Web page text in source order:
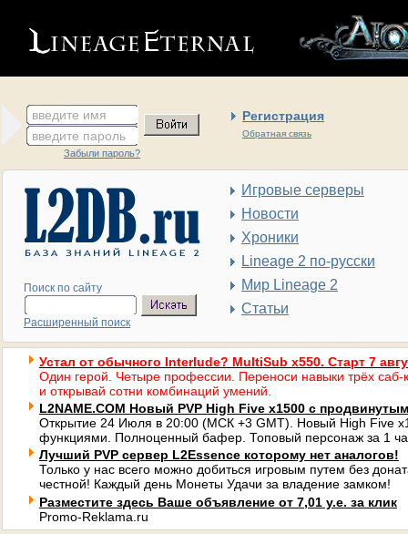
введите имя Регистрация
Обратная связь
введите пароль
Забыли пароль?
Поиск по сайту
Расширенный поиск
Игровые серверы
Новости
Хроники
Lineage 2 по-русски
Мир Lineage 2
Статьи
Устал от обычного Interlude? MultiSub x550. Старт 7
Один герой. Четыре профессии. Переноси навыки трёх саб-
и открывай сотни комбинаций умений.
L2NAME.COM Новый PVP High Five x1500 с
Открытие 24 Июля в 20:00 (МСК +3 GMT). Новый High Five
функциями. Полноценный бафер. Топовый персонаж за 1
Лучший PVP сервер L2Essence которому нет аналогов!
Только у нас всего можно добиться игровым путем без
честной! Каждый день Монеты Удачи за владение замком!
Разместите здесь Ваше объявление от 7,01 у.е. за клик
Promo-Reklama.ru